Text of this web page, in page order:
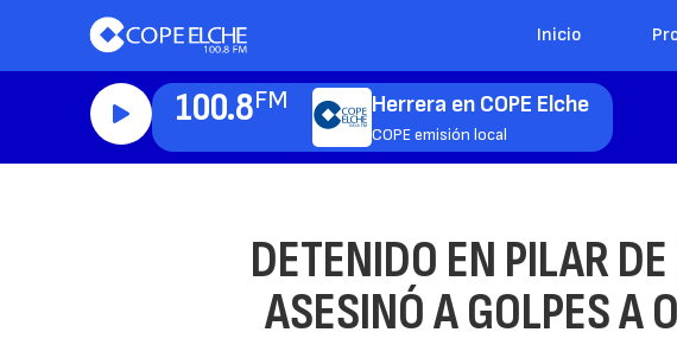
Inicio
100.8FM Herrera en COPE Elche
COPE emisión local
DETENIDO EN PILAR
ASESINÓ A GOLPES A